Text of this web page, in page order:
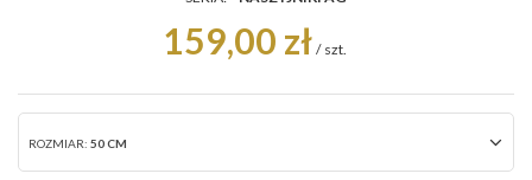
159,00 zł / szt.
ROZMIAR: 50 CM